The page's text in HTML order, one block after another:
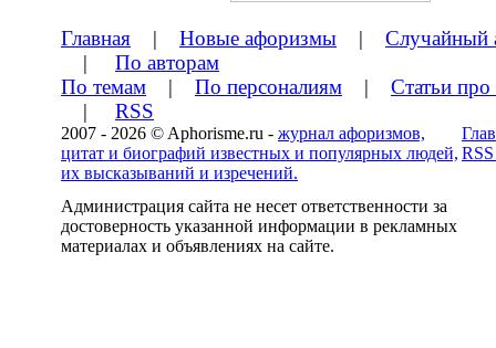
Главная | Новые афоризмы | Случайный
| По авторам
По темам | По персоналиям | Статьи
| RSS
2007 - 2026 © Aphorisme.ru - журнал афоризмов,
цитат и биографий известных и популярных людей,
их высказываний и изречений.
Администрация сайта не несет ответственности за
достоверность указанной информации в рекламных
материалах и объявлениях на сайте.